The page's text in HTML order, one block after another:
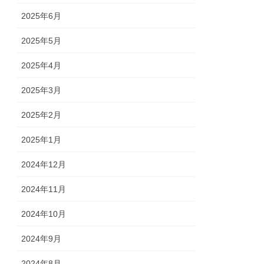
2025年6月
2025年5月
2025年4月
2025年3月
2025年2月
2025年1月
2024年12月
2024年11月
2024年10月
2024年9月